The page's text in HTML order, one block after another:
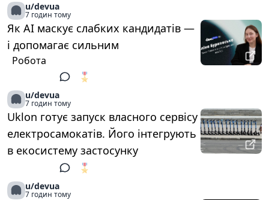
u/devua
7 годин тому
Як AI маскує слабких кандидатів —
і допомагає сильним
Робота
🎖️
u/devua
7 годин тому
Uklon готує запуск власного сервісу
електросамокатів. Його інтегрують
в екосистему застосунку
🎖️
u/devua
7 годин тому